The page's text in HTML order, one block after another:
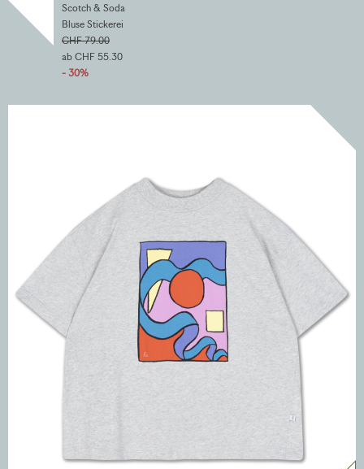
Scotch & Soda
Bluse Stickerei
CHF 79.00
ab CHF 55.30
- 30%